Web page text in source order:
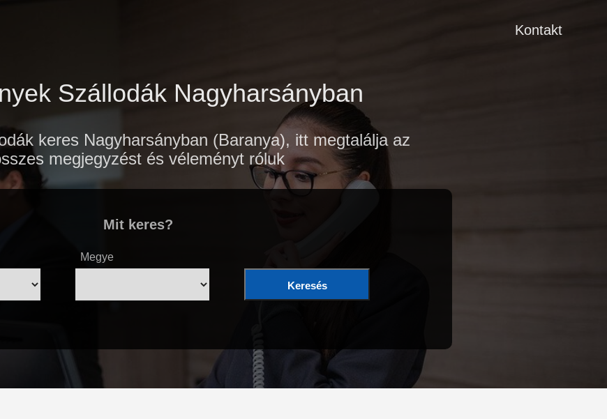
Kontakt
Szállodák Nagyharsányban
keres Nagyharsányban (Baranya), itt megtalálja az
megjegyzést és véleményt róluk
Mit keres?
Megye
Keresés